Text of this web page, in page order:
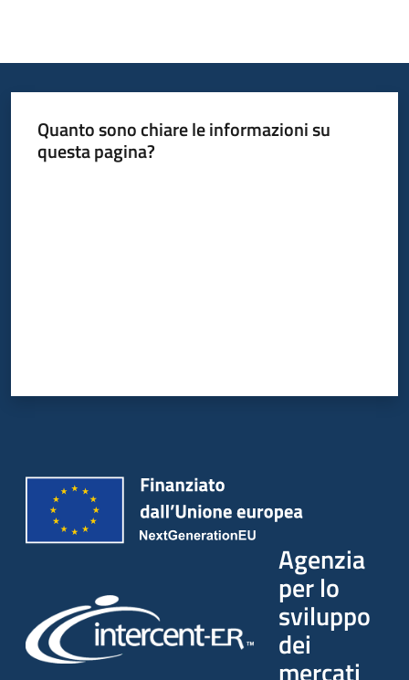
Quanto sono chiare le informazioni su
questa pagina?
Agenzia
per lo
sviluppo
dei